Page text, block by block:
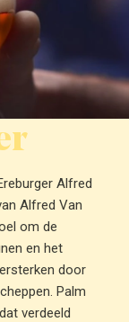
Alfred
Alfred Van
om de
en het
door
Palm
verdeeld